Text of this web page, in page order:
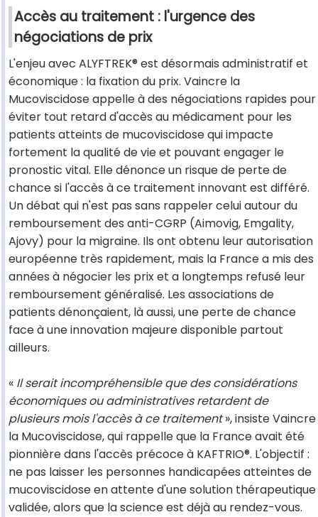
Accès au traitement : l'urgence des
négociations de prix
L'enjeu avec ALYFTREK® est désormais administratif et
économique : la fixation du prix. Vaincre la
Mucoviscidose appelle à des négociations rapides pour
éviter tout retard d'accès au médicament pour les
patients atteints de mucoviscidose qui impacte
fortement la qualité de vie et pouvant engager le
pronostic vital. Elle dénonce un risque de perte de
chance si l'accès à ce traitement innovant est différé.
Un débat qui n'est pas sans rappeler celui autour du
remboursement des anti-CGRP (Aimovig, Emgality,
Ajovy) pour la migraine. Ils ont obtenu leur autorisation
européenne très rapidement, mais la France a mis des
années à négocier les prix et a longtemps refusé leur
remboursement généralisé. Les associations de
patients dénonçaient, là aussi, une perte de chance
face à une innovation majeure disponible partout
ailleurs.
« Il serait incompréhensible que des considérations
économiques ou administratives retardent de
plusieurs mois l'accès à ce traitement», insiste Vaincre
la Mucoviscidose, qui rappelle que la France avait été
pionnière dans l'accès précoce à KAFTRIO®. L'objectif :
ne pas laisser les personnes handicapées atteintes de
mucoviscidose en attente d'une solution thérapeutique
validée, alors que la science est déjà au rendez-vous.